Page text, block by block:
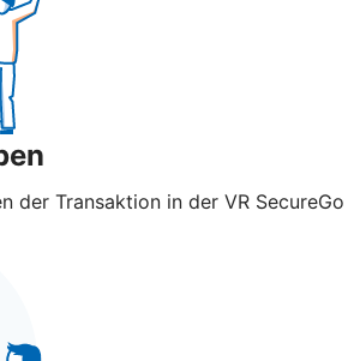
der Transaktion in der VR